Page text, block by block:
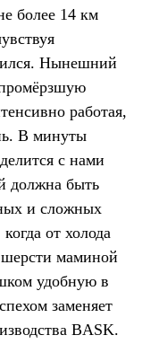
более 14 км
Нынешний
работая,
В минуты
с нами
должна быть
и сложных
от холода
маминой
удобную в
заменяет
BASK.